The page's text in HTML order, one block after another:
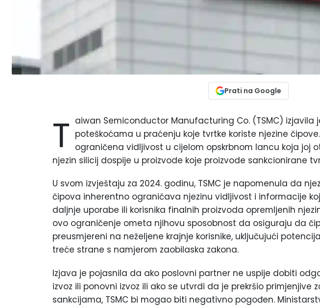
Prati na Google
T aiwan Semiconductor Manufacturing Co. (TSMC) izjavila
poteškoćama u praćenju koje tvrtke koriste njezine
ograničena vidljivost u cijelom opskrbnom lancu koja joj
njezin silicij dospije u proizvode koje proizvode sankcionirane
U svom izvještaju za 2024. godinu, TSMC je napomenula da
čipova inherentno ograničava njezinu vidljivost i informacije
daljnje uporabe ili korisnika finalnih proizvoda opremljenih
ovo ograničenje ometa njihovu sposobnost da osiguraju da
preusmjereni na neželjene krajnje korisnike, uključujući
treće strane s namjerom zaobilaska zakona.
Izjava je pojasnila da ako poslovni partner ne uspije dobiti
izvoz ili ponovni izvoz ili ako se utvrdi da je prekršio primjenjive
sankcijama, TSMC bi mogao biti negativno pogođen.